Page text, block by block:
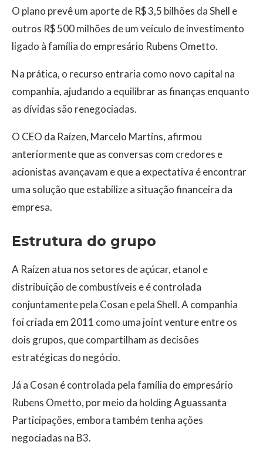
O plano prevê um aporte de R$ 3,5 bilhões da Shell e
outros R$ 500 milhões de um veículo de investimento
ligado à família do empresário Rubens Ometto.
Na prática, o recurso entraria como novo capital na
companhia, ajudando a equilibrar as finanças enquanto
as dívidas são renegociadas.
O CEO da Raízen, Marcelo Martins, afirmou
anteriormente que as conversas com credores e
acionistas avançavam e que a expectativa é encontrar
uma solução que estabilize a situação financeira da
empresa.
Estrutura do grupo
A Raízen atua nos setores de açúcar, etanol e
distribuição de combustíveis e é controlada
conjuntamente pela Cosan e pela Shell. A companhia
foi criada em 2011 como uma joint venture entre os
dois grupos, que compartilham as decisões
estratégicas do negócio.
Já a Cosan é controlada pela família do empresário
Rubens Ometto, por meio da holding Aguassanta
Participações, embora também tenha ações
negociadas na B3.